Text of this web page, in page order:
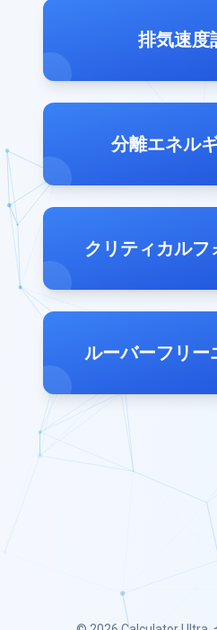
排気速度
分離エネル
クリティカルフ
ルーバーフリー